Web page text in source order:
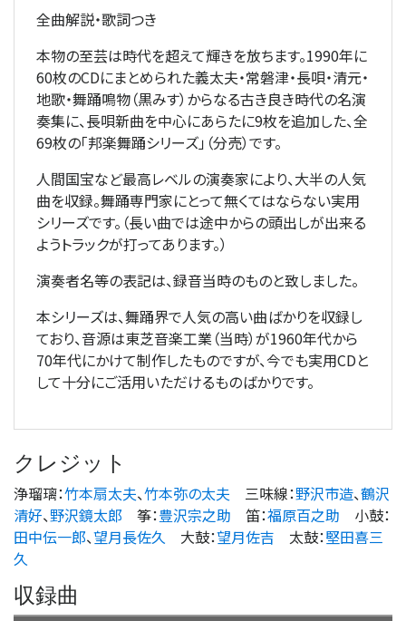
全曲解説・歌詞つき
本物の至芸は時代を超えて輝きを放ちます。1990年に
60枚のCDにまとめられた義太夫・常磐津・長唄・清元・
地歌・舞踊鳴物（黒みす）からなる古き良き時代の名演
奏集に、長唄新曲を中心にあらたに9枚を追加した、全
69枚の「邦楽舞踊シリーズ」（分売）です。
人間国宝など最高レベルの演奏家により、大半の人気
曲を収録。舞踊専門家にとって無くてはならない実用
シリーズです。（長い曲では途中からの頭出しが出来る
ようトラックが打ってあります。）
演奏者名等の表記は、録音当時のものと致しました。
本シリーズは、舞踊界で人気の高い曲ばかりを収録し
ており、音源は東芝音楽工業（当時）が1960年代から
70年代にかけて制作したものですが、今でも実用CDと
して十分にご活用いただけるものばかりです。
クレジット
浄瑠璃：竹本扇太夫、竹本弥の太夫 三味線：野沢市造、鶴沢
清好、野沢鏡太郎 筝：豊沢宗之助 笛：福原百之助 小鼓：
田中伝一郎、望月長佐久 大鼓：望月佐吉 太鼓：堅田喜三
久
収録曲